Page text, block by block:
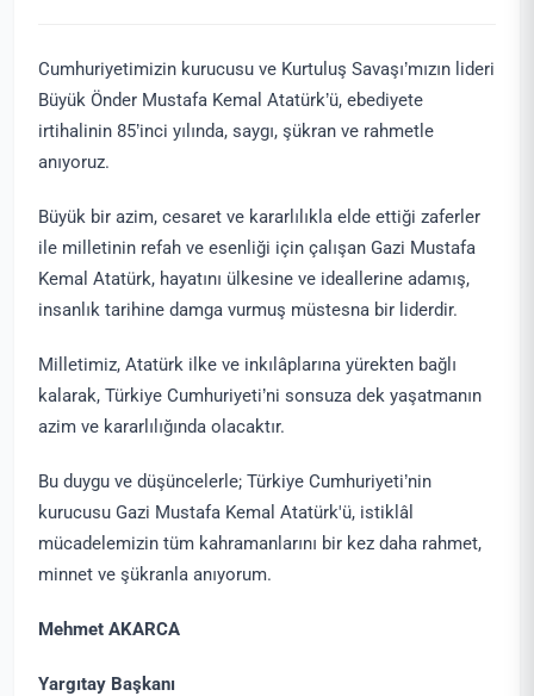
Cumhuriyetimizin kurucusu ve Kurtuluş Savaşı’mızın lideri
Büyük Önder Mustafa Kemal Atatürk’ü, ebediyete
irtihalinin 85’inci yılında, saygı, şükran ve rahmetle
anıyoruz.
Büyük bir azim, cesaret ve kararlılıkla elde ettiği zaferler
ile milletinin refah ve esenliği için çalışan Gazi Mustafa
Kemal Atatürk, hayatını ülkesine ve ideallerine adamış,
insanlık tarihine damga vurmuş müstesna bir liderdir.
Milletimiz, Atatürk ilke ve inkılâplarına yürekten bağlı
kalarak, Türkiye Cumhuriyeti’ni sonsuza dek yaşatmanın
azim ve kararlılığında olacaktır.
Bu duygu ve düşüncelerle; Türkiye Cumhuriyeti’nin
kurucusu Gazi Mustafa Kemal Atatürk'ü, istiklâl
mücadelemizin tüm kahramanlarını bir kez daha rahmet,
minnet ve şükranla anıyorum.
Mehmet AKARCA
Yargıtay Başkanı